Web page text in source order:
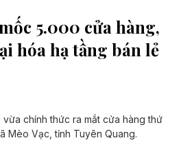
5.000 cửa hàng,
hóa hạ tầng bán lẻ
chính thức ra mắt cửa hàng thứ
Mèo Vạc, tỉnh Tuyên Quang.